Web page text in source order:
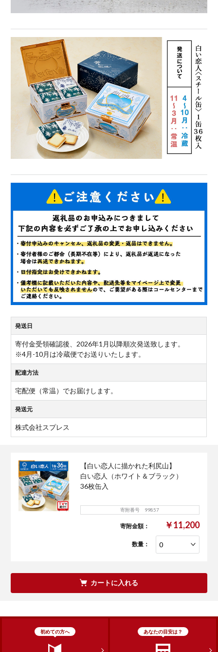
発送日
寄付金受領確認後、2026年1月以降順次発送致します。
※4月-10月は冷蔵便でお送りいたします。
配達方法
宅配便（常温）でお届けします。
発送元
株式会社スプレス
【白い恋人に描かれた利尻山】
白い恋人（ホワイト＆ブラック）
36枚缶入
寄附番号 99857
寄附金額： ￥11,200
数量：
カートに入れる
初めての方へ あなたの目安は？